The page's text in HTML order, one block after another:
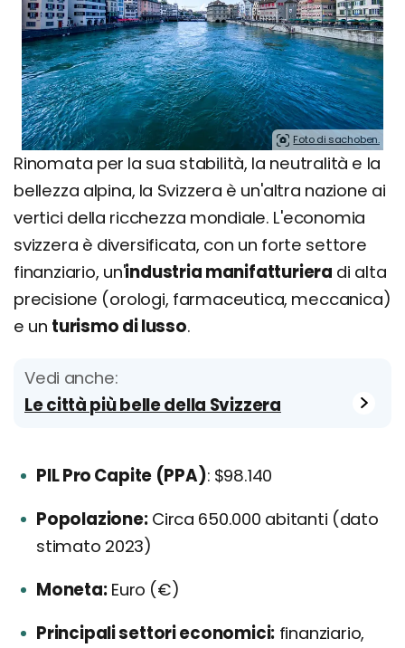
Foto di sachoben.
Rinomata per la sua stabilità, la neutralità e la
bellezza alpina, la Svizzera è un'altra nazione ai
vertici della ricchezza mondiale. L'economia
svizzera è diversificata, con un forte settore
finanziario, un'industria manifatturiera di alta
precisione (orologi, farmaceutica, meccanica)
e un turismo di lusso.
Vedi anche:
Le città più belle della Svizzera
PIL Pro Capite (PPA): $98.140
Popolazione:Circa 650.000 abitanti (dato
stimato 2023)
Moneta:Euro (€)
Principali settori economici: finanziario,